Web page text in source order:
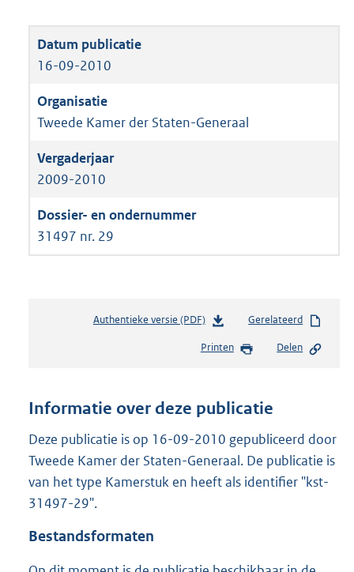
16-09-2010
Tweede Kamer der Staten-Generaal
2009-2010
31497 nr. 29
Authentieke versie (PDF)b
s
n
s
r
o
:
Gerelateerd
Printen Delen
Informatie over deze publicatie
Deze publicatie is op 16-09-2010 gepubliceerd door
Tweede Kamer der Staten-Generaal. De publicatie is
van het type Kamerstuk en heeft als identifier "kst-
31497-29".
Bestandsformaten